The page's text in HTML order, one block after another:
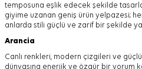
temposuna eşlik edecek şekilde
giyime uzanan geniş ürün yelpazesi;
anlarda stili güçlü ve zarif bir şekilde
Arancia
Canlı renkleri, modern çizgileri ve
dünyasına enerjik ve özgür bir yorum